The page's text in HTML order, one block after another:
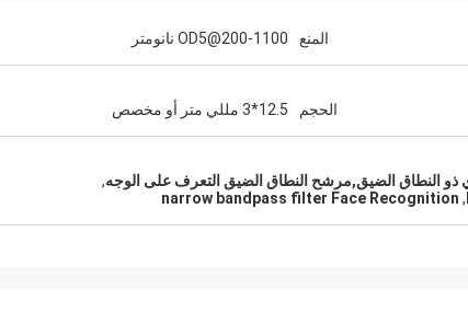
المنع OD5@200-1100 نانومتر
الحجم 12.5*3 مللي متر أو مخصص
,
,
narrow bandpass filter Face Recognition